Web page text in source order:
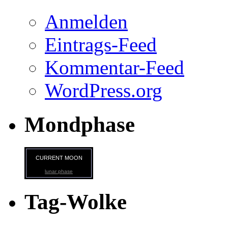
Anmelden
Eintrags-Feed
Kommentar-Feed
WordPress.org
Mondphase
CURRENT MOON
lunar phase
Tag-Wolke